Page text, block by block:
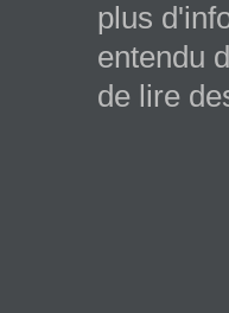
plus
entendu
de lire